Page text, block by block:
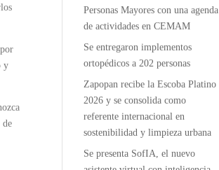
y
de
Personas Mayores con una agenda
de actividades en CEMAM
Se entregaron implementos
ortopédicos a 202 personas
Zapopan recibe la Escoba Platino
2026 y se consolida como
referente internacional en
sostenibilidad y limpieza urbana
Se presenta SofIA, el nuevo